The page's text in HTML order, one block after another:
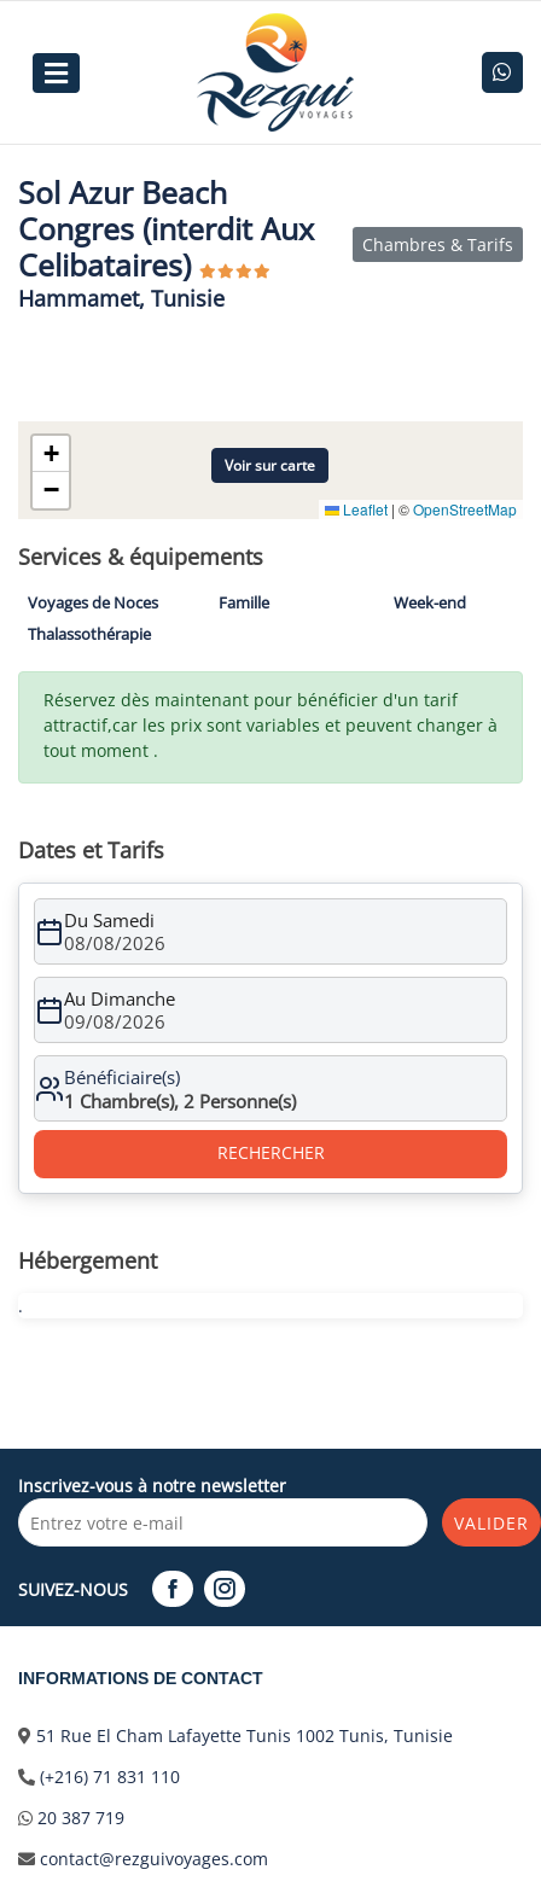
Sol Azur Beach
Congres (interdit Aux
Celibataires)
Hammamet, Tunisie
Chambres & Tarifs
+
−
Leaflet | ©OpenStreetMap
Voir sur carte
Services & équipements
Voyages de Noces Famille
Week-end
Thalassothérapie
Réservez dès maintenant pour bénéficier d'un tarif
attractif,car les prix sont variables et peuvent changer à
tout moment .
Dates et Tarifs
Du Samedi
08/08/2026
Au Dimanche
09/08/2026
Bénéficiaire(s)
1 Chambre(s), 2 Personne(s)
RECHERCHER
Hébergement
.
Inscrivez-vous à notre newsletter
VALIDER
SUIVEZ-NOUS
INFORMATIONS DE CONTACT
51 Rue El Cham Lafayette Tunis 1002 Tunis, Tunisie
(+216) 71 831 110
20 387 719
contact@rezguivoyages.com